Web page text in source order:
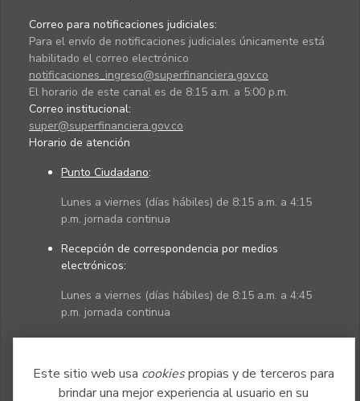
Este sitio web usa cookiespropias y de terceros para
brindar una mejor experiencia al usuario en su
Correo para notificaciones judiciales:
Para el envío de notificaciones judiciales únicamente está
habilitado el correo electrónico
notificaciones_ingreso@superfinanciera.gov.co
El horario de este canal es de 8:15 a.m. a 5:00 p.m.
Correo institucional:
super@superfinanciera.gov.co
Horario de atención
Punto Ciudadano:
Lunes a viernes (días hábiles) de 8:15 a.m. a 4:15
p.m. jornada continua
Recepción de correspondencia por medios
electrónicos:
Lunes a viernes (días hábiles) de 8:15 a.m. a 4:45
p.m. jornada continua